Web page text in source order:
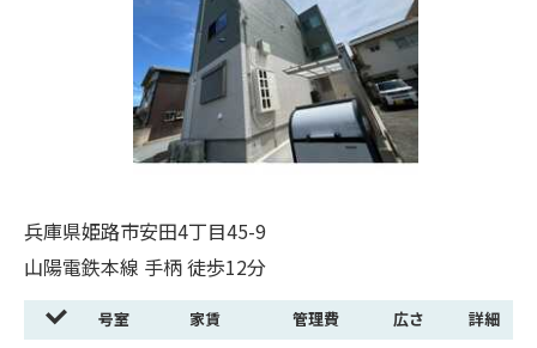
兵庫県姫路市安田4丁目45-9
山陽電鉄本線 手柄 徒歩12分
号室 家賃 管理費 広さ 詳細